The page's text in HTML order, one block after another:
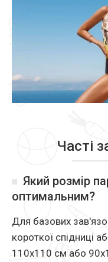
Часті
Який розмір
оптимальним?
Для базових
короткої спідниці
110х110 см або